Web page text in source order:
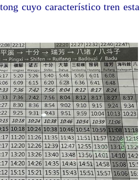
cuyo característico tren esta